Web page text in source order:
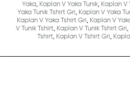
Yaka, Kaplan V Yaka Tunik, Kaplan V
Yaka Tunik Tshirt Gri, Kaplan V Yaka
Kaplan V Yaka Tshirt Gri, Kaplan V
V Tunik Tshirt, Kaplan V Tunik Tshirt Gri,
Tshirt, Kaplan V Tshirt Gri,